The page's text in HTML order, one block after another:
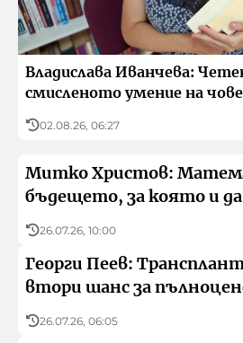
Владислава Иванчева:
смисленото умение на
02.08.26, 06:27
Митко Христов:
бъдещето, за която и
26.07.26, 10:00
Георги Пеев:
втори шанс за
26.07.26, 06:05